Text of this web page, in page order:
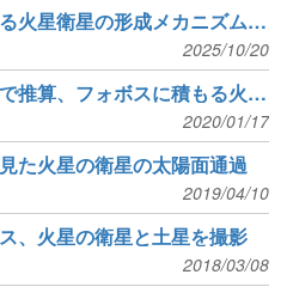
小天体の捕獲による火星衛星の形成メカニズムを解明
2025/10/20
シミュレーションで推算、フォボスに積もる火星表層物質の量
2020/01/17
た火星の衛星の太陽面通過
2019/04/10
、火星の衛星と土星を撮影
2018/03/08